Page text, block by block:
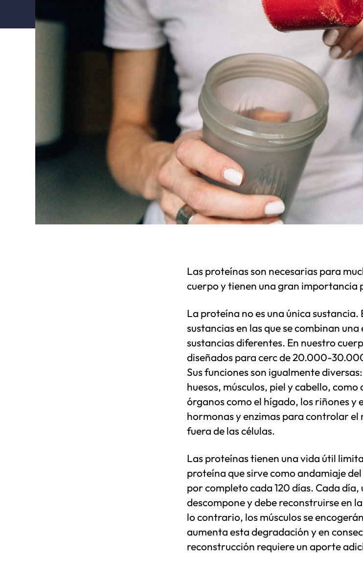
Las proteínas son necesarias para
cuerpo y tienen una gran importancia
La proteína no es una única sustancia.
sustancias en las que se combinan
sustancias diferentes. En nuestro
diseñados para cerc de 20.000-
Sus funciones son igualmente
huesos, músculos, piel y cabello,
órganos como el hígado, los riñones y
hormonas y enzimas para controlar
fuera de las células.
Las proteínas tienen una vida útil
proteína que sirve como andamiaje
por completo cada 120 días. Cada día,
descompone y debe reconstruirse en
lo contrario, los músculos se
aumenta esta degradación y en
reconstrucción requiere un aporte